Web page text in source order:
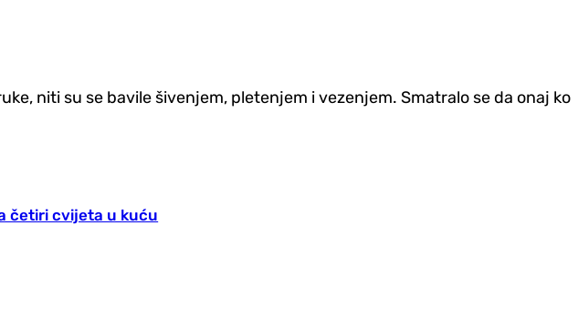
niti su se bavile šivenjem, pletenjem i vezenjem. Smatralo se da onaj ko
četiri cvijeta u kuću